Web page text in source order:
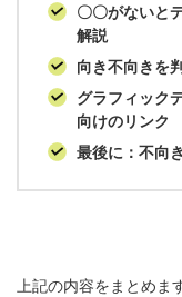
〇〇がないと
解説
向き不向きを
グラフィック
向けのリンク
最後に：不向
上記の内容をまとめま